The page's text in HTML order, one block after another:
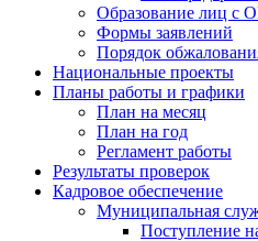
Образование лиц с
Формы заявлений
Порядок
Национальные проекты
Планы работы и графики
План на месяц
План на год
Регламент работы
Результаты проверок
Кадровое обеспечение
Муниципальная
Поступление